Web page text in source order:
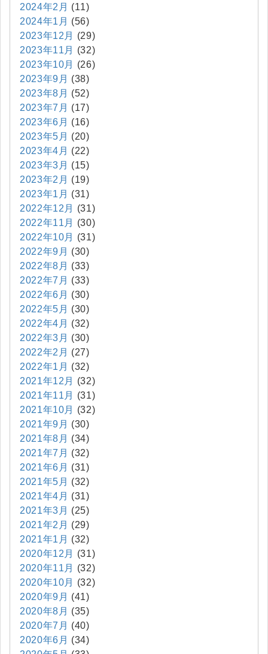
2024年2月 (11)
2024年1月 (56)
2023年12月
(29)
2023年11月
(32)
2023年10月
(26)
2023年9月 (38)
2023年8月 (52)
2023年7月 (17)
2023年6月 (16)
2023年5月 (20)
2023年4月 (22)
2023年3月 (15)
2023年2月 (19)
2023年1月 (31)
2022年12月
(31)
2022年11月
(30)
2022年10月
(31)
2022年9月 (30)
2022年8月 (33)
2022年7月 (33)
2022年6月 (30)
2022年5月 (30)
2022年4月 (32)
2022年3月 (30)
2022年2月 (27)
2022年1月 (32)
2021年12月
(32)
2021年11月
(31)
2021年10月
(32)
2021年9月 (30)
2021年8月 (34)
2021年7月 (32)
2021年6月 (31)
2021年5月 (32)
2021年4月 (31)
2021年3月 (25)
2021年2月 (29)
2021年1月 (32)
2020年12月
(31)
2020年11月
(32)
2020年10月
(32)
2020年9月 (41)
2020年8月 (35)
2020年7月 (40)
2020年6月 (34)